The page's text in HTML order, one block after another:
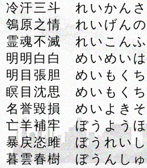
冷汗三斗 れいかん
鴒原之情 れいげん
霊魂不滅 れいこん
明明白白 めいめい
明目張胆 めいもく
瞑目沈思 めいもく
名誉毀損 めいよき
亡羊補牢 ぼうよう
暴戻恣雎 ぼうれい
暮雲春樹 ぼうんし